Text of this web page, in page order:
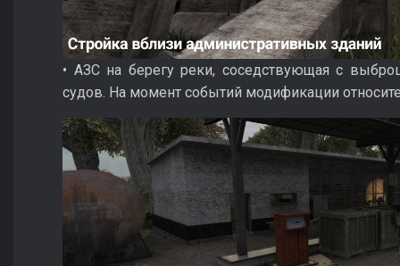
• АЗС на берегу реки, соседствующая с
судов. На момент событий модификации